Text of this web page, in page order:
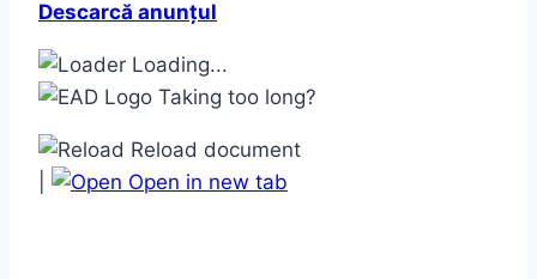
Descarcă anunțul
Loading...
Taking too long?
Reload document
Open in new tab